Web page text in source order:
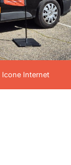
Icone Internet